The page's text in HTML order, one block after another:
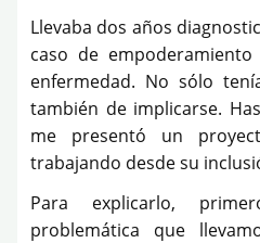
Llevaba dos años
caso de
enfermedad. No sólo
también de implicarse.
me presentó un
trabajando desde su
Para explicarlo,
problemática que